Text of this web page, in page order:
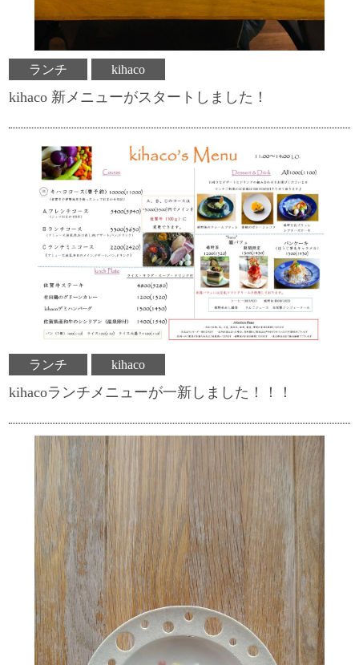
ランチ kihaco
kihaco 新メニューがスタートしました！
ランチ kihaco
kihacoランチメニューが一新しました！！！